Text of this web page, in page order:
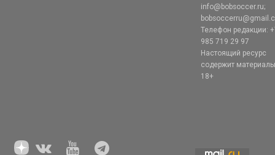
info@bobsoccer.ru;
Телефон редакции:
985 719 29 97
Настоящий ресурс
содержит
18+